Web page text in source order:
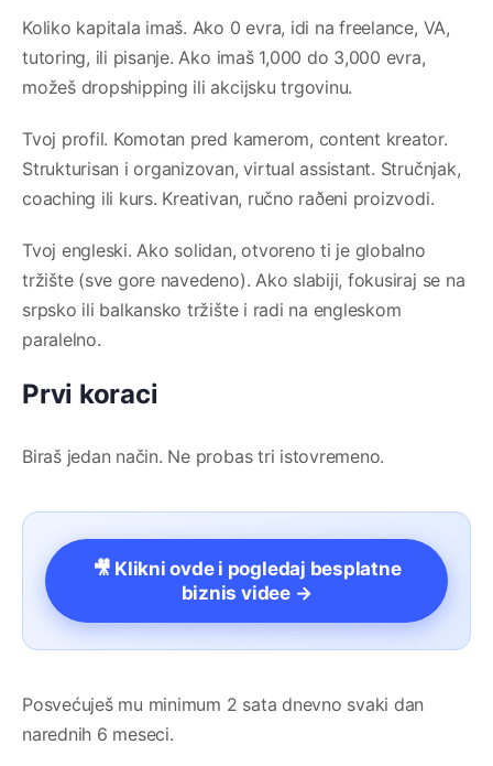
Koliko kapitala imaš. Ako 0 evra, idi na freelance, VA,
tutoring, ili pisanje. Ako imaš 1,000 do 3,000 evra,
možeš dropshipping ili akcijsku trgovinu.
Tvoj profil. Komotan pred kamerom, content kreator.
Strukturisan i organizovan, virtual assistant. Stručnjak,
coaching ili kurs. Kreativan, ručno raðeni proizvodi.
Tvoj engleski. Ako solidan, otvoreno ti je globalno
tržište (sve gore navedeno). Ako slabiji, fokusiraj se na
srpsko ili balkansko tržište i radi na engleskom
paralelno.
Prvi koraci
Biraš jedan način. Ne probas tri istovremeno.
🎥 Klikni ovde i pogledaj besplatne
biznis videe →
Posvećuješ mu minimum 2 sata dnevno svaki dan
narednih 6 meseci.